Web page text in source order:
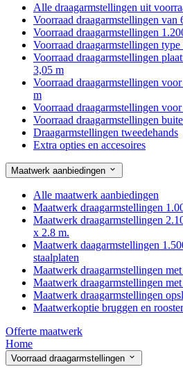
Alle draagarmstellingen uit
Voorraad draagarmstellingen van
Voorraad draagarmstellingen
Voorraad draagarmstellingen
Voorraad draagarmstellingen
3,05 m
Voorraad draagarmstellingen
m
Voorraad draagarmstellingen
Voorraad draagarmstellingen
Draagarmstellingen tweedehands
Extra opties en accesoires
Maatwerk aanbiedingen
Alle maatwerk aanbiedingen
Maatwerk draagarmstellingen
Maatwerk draagarmstellingen
x 2.8 m.
Maatwerk daagarmstellingen
staalplaten
Maatwerk draagarmstellingen
Maatwerk draagarmstellingen
Maatwerk draagarmstellingen
Maatwerkoptie bruggen en
Offerte maatwerk
Home
Voorraad draagarmstellingen